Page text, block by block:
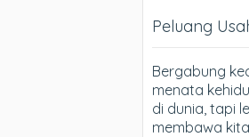
Peluang
Bergabung
menata
di dunia, tapi
membawa